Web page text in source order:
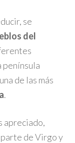
se
del
península
de las más
.
apreciado,
parte de Virgo y